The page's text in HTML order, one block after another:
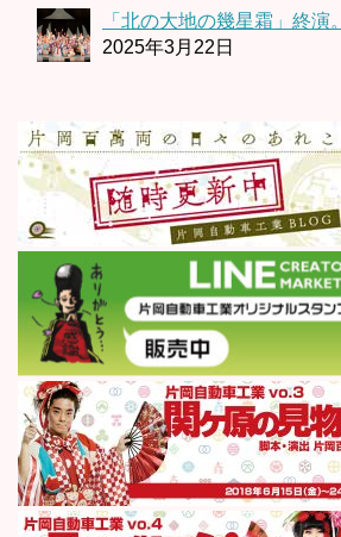
「北の大地の幾星霜」終演。
2025年3月22日